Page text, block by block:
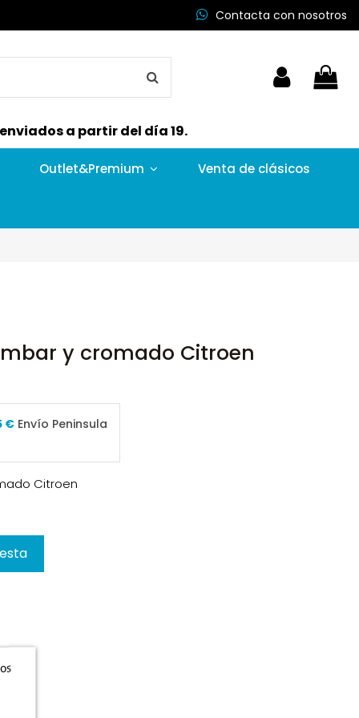
Contacta con nosotros
a partir del día 19.
Outlet&Premium Venta de clásicos
y cromado Citroen
€ Envío Peninsula
Citroen